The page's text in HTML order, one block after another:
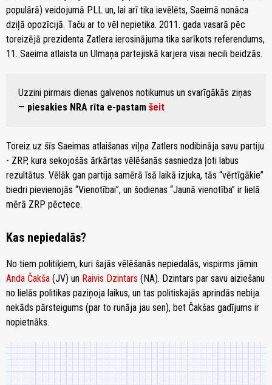
populārā) veidojumā PLL un, lai arī tika ievēlēts, Saeimā nonāca
dziļā opozīcijā. Taču ar to vēl nepietika. 2011. gada vasarā pēc
toreizējā prezidenta Zatlera ierosinājuma tika sarīkots referendums,
11. Saeima atlaista un Ulmaņa partejiskā karjera visai necili beidzās.
Uzzini pirmais dienas galvenos notikumus un svarīgākās ziņas
— piesakies NRA rīta e-pastam šeit
Toreiz uz šīs Saeimas atlaišanas viļņa Zatlers nodibināja savu partiju
- ZRP, kura sekojošās ārkārtas vēlēšanās sasniedza ļoti labus
rezultātus. Vēlāk gan partija samērā īsā laikā izjuka, tās “vērtīgākie”
biedri pievienojās “Vienotībai”, un šodienas “Jaunā vienotība” ir lielā
mērā ZRP pēctece.
Kas nepiedalās?
No tiem politiķiem, kuri šajās vēlēšanās nepiedalās, vispirms jāmin
Anda Čakša (JV) un Raivis Dzintars (NA). Dzintars par savu aiziešanu
no lielās politikas paziņoja laikus, un tas politiskajās aprindās nebija
nekāds pārsteigums (par to runāja jau sen), bet Čakšas gadījums ir
nopietnāks.